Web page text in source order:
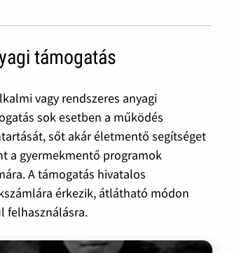
támogatás
vagy rendszeres anyagi
sok esetben a működés
sőt akár életmentő segítséget
a gyermekmentő programok
A támogatás hivatalos
érkezik, átlátható módon
felhasználásra.